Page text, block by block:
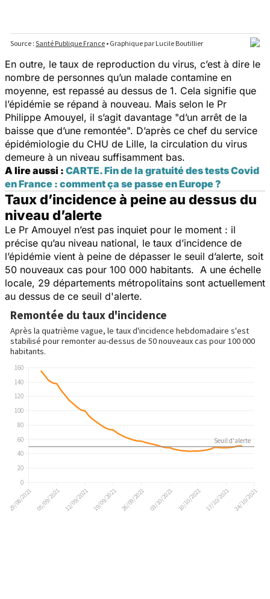
En outre, le taux de reproduction du virus, c’est à dire le
nombre de personnes qu’un malade contamine en
moyenne, est repassé au dessus de 1. Cela signifie que
l’épidémie se répand à nouveau. Mais selon le Pr
Philippe Amouyel, il s’agit davantage "d’un arrêt de la
baisse que d’une remontée". D’après ce chef du service
épidémiologie du CHU de Lille, la circulation du virus
demeure à un niveau suffisamment bas.
A lire aussi : CARTE. Fin de la gratuité des tests Covid
en France : comment ça se passe en Europe ?
Taux d’incidence à peine au dessus du
niveau d’alerte
Le Pr Amouyel n’est pas inquiet pour le moment : il
précise qu’au niveau national, le taux d’incidence de
l’épidémie vient à peine de dépasser le seuil d’alerte, soit
50 nouveaux cas pour 100 000 habitants. A une échelle
locale, 29 départements métropolitains sont actuellement
au dessus de ce seuil d'alerte.